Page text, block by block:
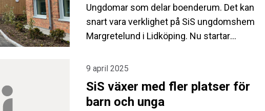
Ungdomar som delar boenderum. Det kan
snart vara verklighet på SiS ungdomshem
Margretelund i Lidköping. Nu startar
möjligheterna att bo fler i samma rum.
9 april 2025
SiS växer med fler platser för
barn och unga